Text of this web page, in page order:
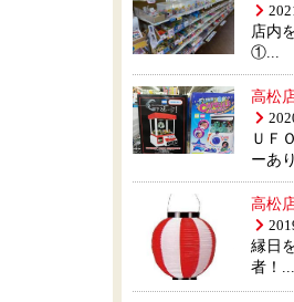
店内
①...
高松
ＵＦ
ーあ
高松
縁日
者！...